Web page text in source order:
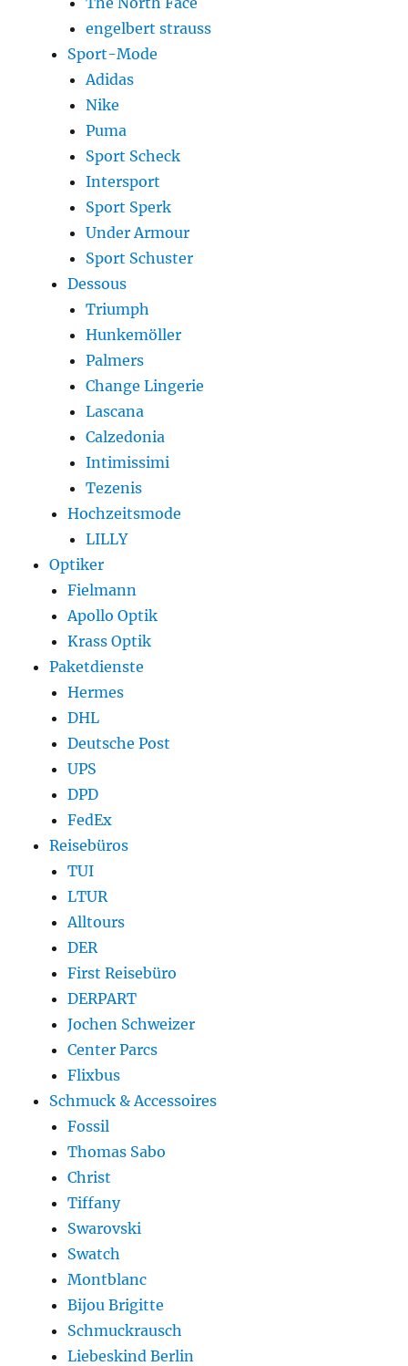
engelbert strauss
Sport-Mode
Adidas
Nike
Puma
Sport Scheck
Intersport
Sport Sperk
Under Armour
Sport Schuster
Dessous
Triumph
Hunkemöller
Palmers
Change Lingerie
Lascana
Calzedonia
Intimissimi
Tezenis
Hochzeitsmode
LILLY
Optiker
Fielmann
Apollo Optik
Krass Optik
Paketdienste
Hermes
DHL
Deutsche Post
UPS
DPD
FedEx
Reisebüros
TUI
LTUR
Alltours
DER
First Reisebüro
DERPART
Jochen Schweizer
Center Parcs
Flixbus
Schmuck & Accessoires
Fossil
Thomas Sabo
Christ
Tiffany
Swarovski
Swatch
Montblanc
Bijou Brigitte
Schmuckrausch
Liebeskind Berlin